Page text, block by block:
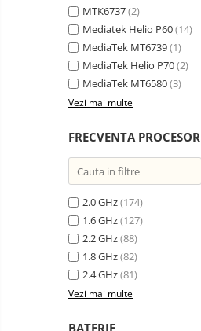
MTK6737(2)
Mediatek Helio P60(14)
MediaTek MT6739(1)
MediaTek Helio P70(2)
MediaTek MT6580(3)
Vezi mai multe
FRECVENTA PROCESOR
2.0 GHz(174)
1.6 GHz(127)
2.2 GHz(88)
1.8 GHz(82)
2.4 GHz(81)
Vezi mai multe
BATERIE